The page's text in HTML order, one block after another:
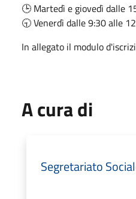
🕒 Martedì e giovedì dalle
🕤 Venerdì dalle 9:30 alle
In allegato il modulo
A cura di
Segretariato